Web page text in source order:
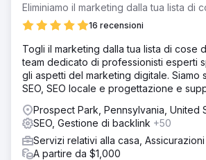
Eliminiamo il marketing dalla tua lista di
16 recensioni
Togli il marketing dalla tua lista di cose
team dedicato di professionisti esperti
gli aspetti del marketing digitale. Siamo
SEO, SEO locale e progettazione e
Prospect Park, Pennsylvania, United
SEO, Gestione di backlink +50
Servizi relativi alla casa, Assicurazioni
A partire da $1,000